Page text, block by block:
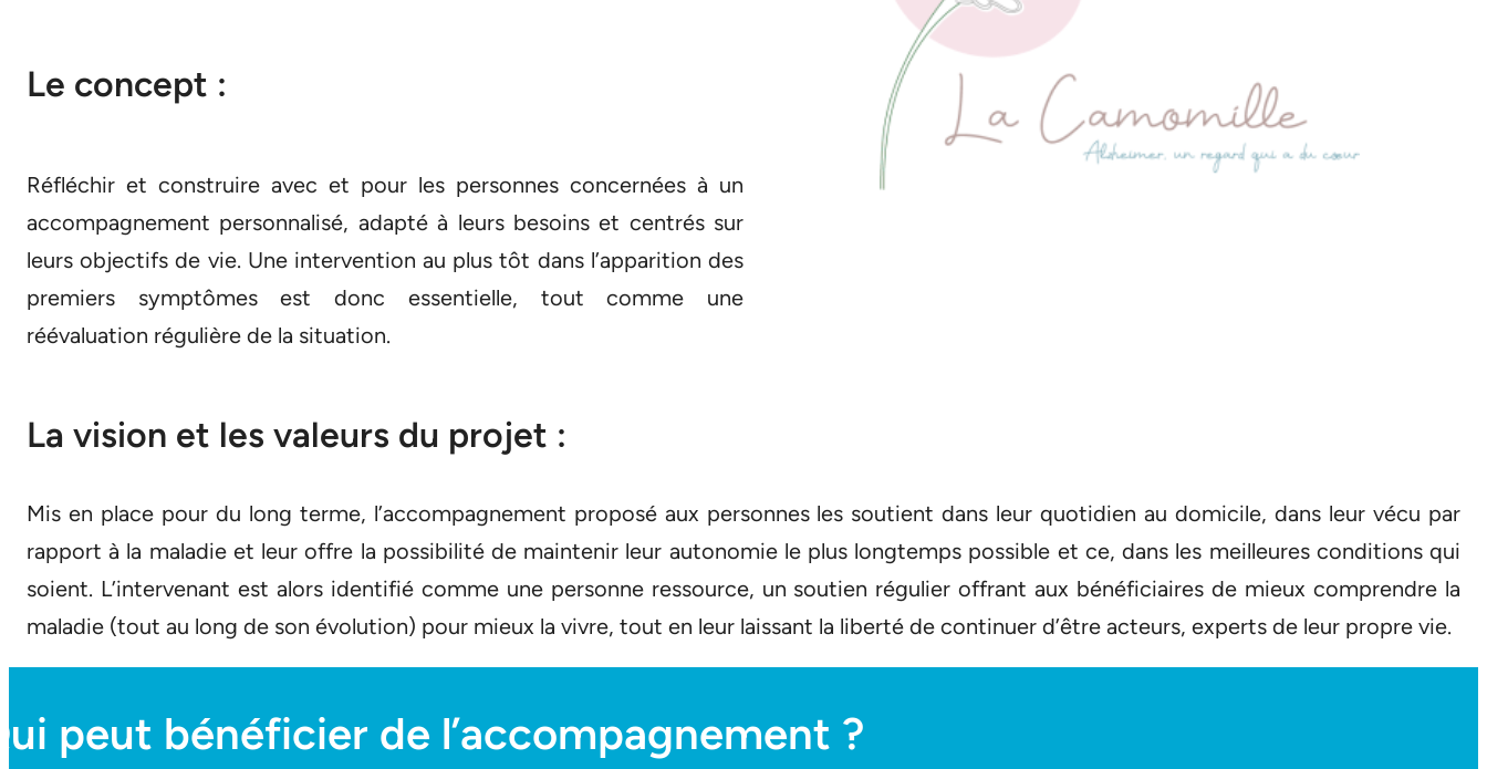
Le concept :
Réfléchir et construire avec et pour les personnes concernées à un
accompagnement personnalisé, adapté à leurs besoins et centrés sur
leurs objectifs de vie. Une intervention au plus tôt dans l’apparition des
premiers symptômes est donc essentielle, tout comme une
réévaluation régulière de la situation.
La vision et les valeurs du projet :
Mis en place pour du long terme, l’accompagnement proposé aux personnes les soutient dans leur quotidien au domicile, dans leur vécu par
rapport à la maladie et leur offre la possibilité de maintenir leur autonomie le plus longtemps possible et ce, dans les meilleures conditions qui
soient. L’intervenant est alors identifié comme une personne ressource, un soutien régulier offrant aux bénéficiaires de mieux comprendre la
maladie (tout au long de son évolution) pour mieux la vivre, tout en leur laissant la liberté de continuer d’être acteurs, experts de leur propre vie.
peut bénéficier de l’accompagnement ?